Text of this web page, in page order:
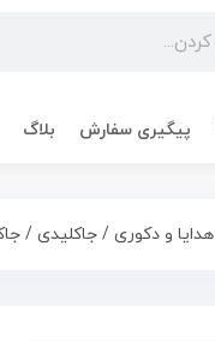
پیگیری سفارش بلاگ
هدایا و دکوری / جاکلیدی /